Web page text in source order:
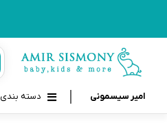
امیر سیسمونی دسته بندی